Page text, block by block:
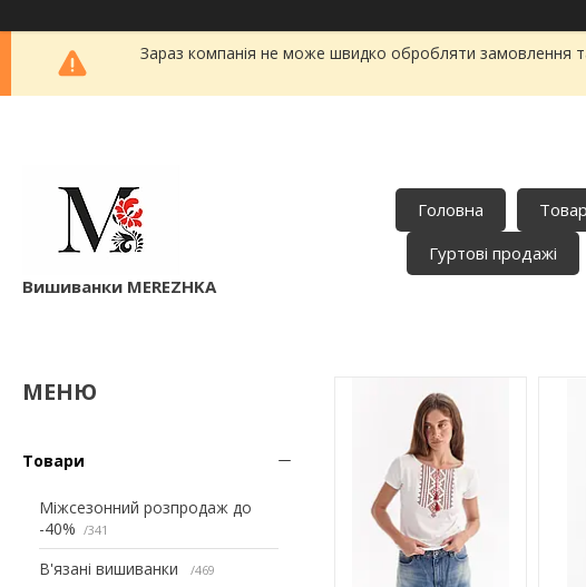
Зараз компанія не може швидко обробляти замовлення
Вишиванки MEREZHKA
Головна
Гуртові продажі
Товари
Міжсезонний розпродаж до
-40%
341
В'язані вишиванки 469